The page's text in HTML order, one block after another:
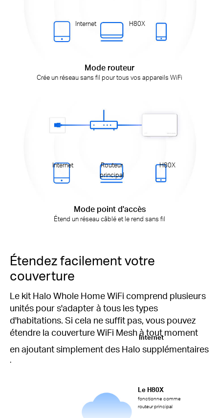
Internet H80X
Mode routeur
Crée un réseau sans fil pour tous vos appareils WiFi
Routeur
principal
Internet H80X
Mode point d'accès
Étend un réseau câblé et le rend sans fil
Étendez facilement votre
couverture
Le kit Halo Whole Home WiFi comprend plusieurs
unités pour s'adapter à tous les types
d'habitations. Si cela ne suffit pas, vous pouvez
étendre la couverture WiFi Mesh à tout moment
en ajoutant simplement des Halo supplémentaires
.
Internet
Le H80X
fonctionne comme
routeur principal